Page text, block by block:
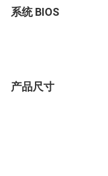
系统 BIOS
产品尺寸